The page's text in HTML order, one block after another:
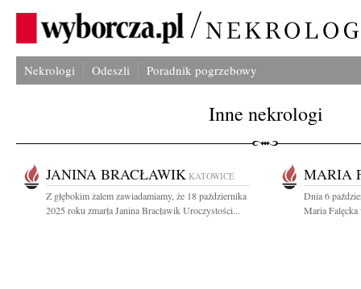
Nekrologi Odeszli Poradnik pogrzebowy
Inne nekrologi
JANINA BRACŁAWIK KATOWICE
Z głębokim żalem zawiadamiamy, że 18 października
2025 roku zmarła Janina Bracławik Uroczystości...
MARIA
Dnia 6
Maria Falęcka